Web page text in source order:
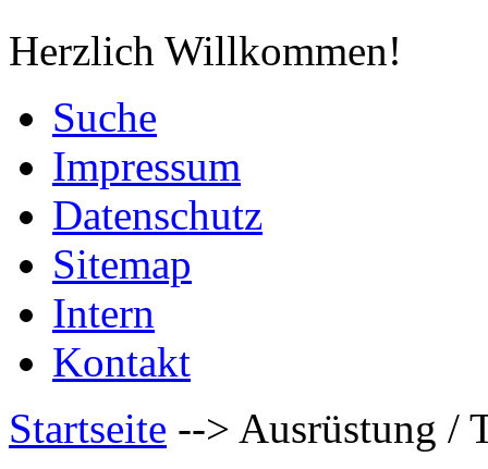
Herzlich Willkommen!
Suche
Impressum
Datenschutz
Sitemap
Intern
Kontakt
Startseite --> Ausrüstung /